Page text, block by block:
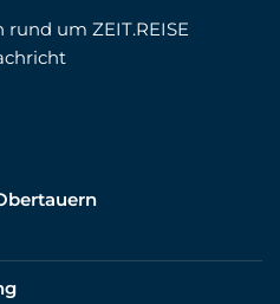
um ZEIT.REISE